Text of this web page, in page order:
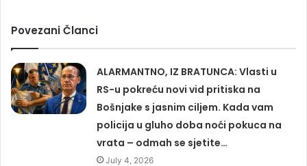
Povezani Članci
ALARMANTNO, IZ BRATUNCA: Vlasti u
RS-u pokreću novi vid pritiska na
Bošnjake s jasnim ciljem. Kada vam
policija u gluho doba noći pokuca na
vrata – odmah se sjetite…
July 4, 2026